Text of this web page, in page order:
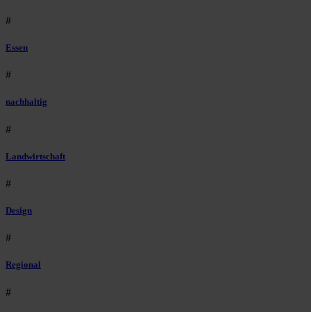
#
Essen
#
nachhaltig
#
Landwirtschaft
#
Design
#
Regional
#